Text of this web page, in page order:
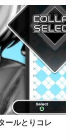
ールとりコレ